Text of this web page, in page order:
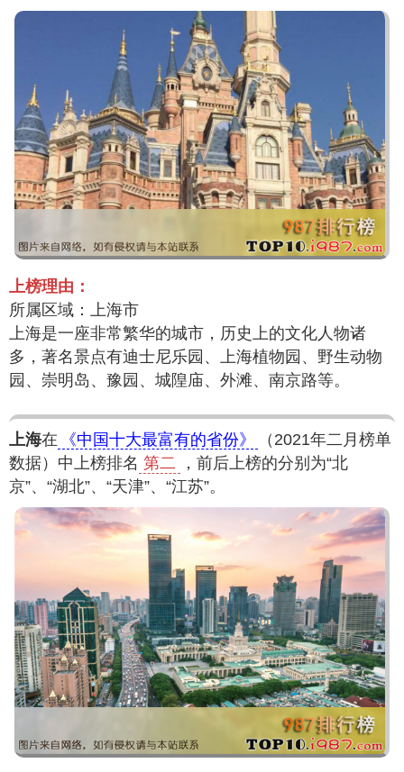
上榜理由：
所属区域：上海市
上海是一座非常繁华的城市，历史上的文化人物诸
多，著名景点有迪士尼乐园、上海植物园、野生动物
园、崇明岛、豫园、城隍庙、外滩、南京路等。
上海在 《中国十大最富有的省份》
（2021年二月榜单
数据）中上榜排名 第二
，前后上榜的分别为“北
京”、“湖北”、“天津”、“江苏”。